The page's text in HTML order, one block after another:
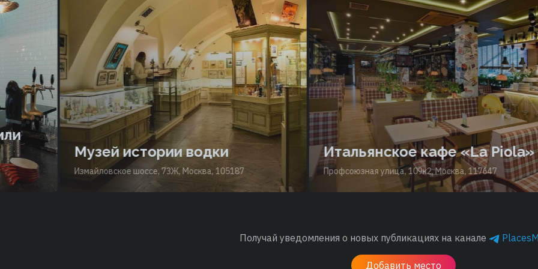
Музей истории водки
Измайловское шоссе, 73Ж, Москва, 105187
Итальянское кафе «La Piola»
Профсоюзная улица, 109к2, Москва, 117647
Получай уведомления о новых публикациях на канале
Добавить место